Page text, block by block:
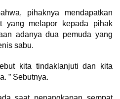
pihaknya mendapatkan
yang melapor kepada pihak
adanya dua pemuda yang
sabu.
kita tindaklanjuti dan kita
” Sebutnya.